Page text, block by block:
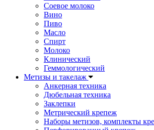
Соевое молоко
Вино
Пиво
Масло
Спирт
Молоко
Клинический
Геммологический
Метизы и такелаж
Анкерная техника
Дюбельная техника
Заклепки
Метрический крепеж
Наборы метизов, комплекты